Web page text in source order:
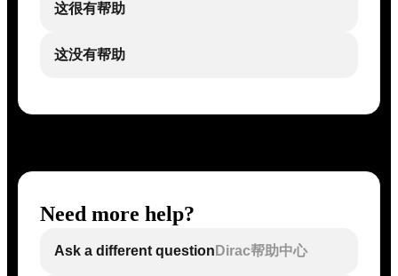
这很有帮助
这没有帮助
Need more help?
Ask a different question Dirac帮助中心